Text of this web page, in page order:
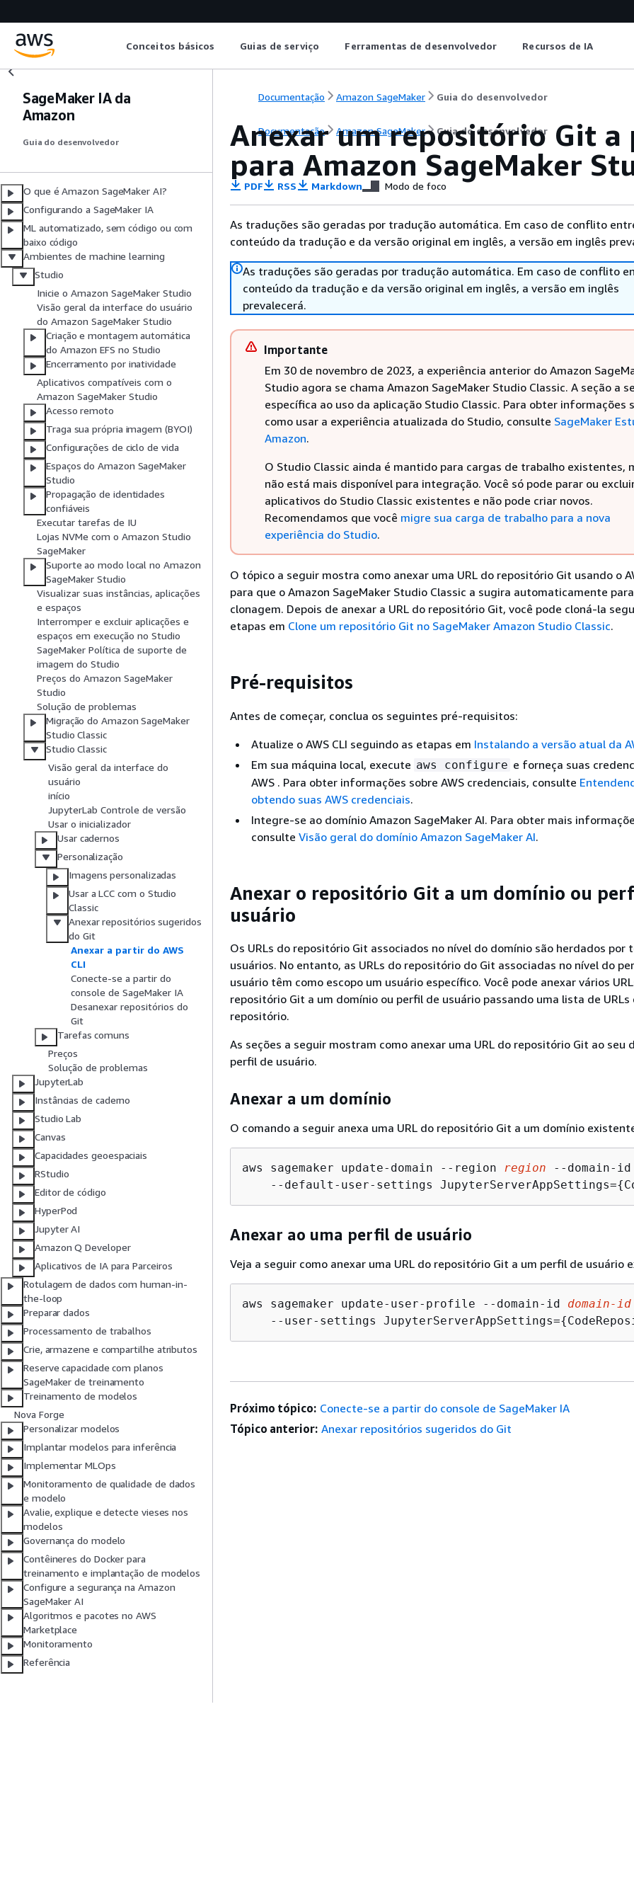
Conceitos básicos Guias de serviço Ferramentas de desenvolvedor Recursos de IA
SageMaker IA da
Amazon
Guia do desenvolvedor
O que é Amazon SageMaker AI?
Configurando a SageMaker IA
ML automatizado, sem código ou com
baixo código
Ambientes de machine learning
Studio
Inicie o Amazon SageMaker Studio
Visão geral da interface do usuário
do Amazon SageMaker Studio
Criação e montagem automática
do Amazon EFS no Studio
Encerramento por inatividade
Aplicativos compatíveis com o
Amazon SageMaker Studio
Acesso remoto
Traga sua própria imagem (BYOI)
Configurações de ciclo de vida
Espaços do Amazon SageMaker
Studio
Propagação de identidades
confiáveis
Executar tarefas de IU
Lojas NVMe com o Amazon Studio
SageMaker
Suporte ao modo local no Amazon
SageMaker Studio
Visualizar suas instâncias, aplicações
e espaços
Interromper e excluir aplicações e
espaços em execução no Studio
SageMaker Política de suporte de
imagem do Studio
Preços do Amazon SageMaker
Studio
Solução de problemas
Migração do Amazon SageMaker
Studio Classic
Studio Classic
Visão geral da interface do
usuário
início
JupyterLab Controle de versão
Usar o inicializador
Usar cadernos
Personalização
Imagens personalizadas
Usar a LCC com o Studio
Classic
Anexar repositórios sugeridos
do Git
Anexar a partir do AWS
CLI
Conecte-se a partir do
console de SageMaker IA
Desanexar repositórios do
Git
Tarefas comuns
Preços
Solução de problemas
JupyterLab
Instâncias de caderno
Studio Lab
Canvas
Capacidades geoespaciais
RStudio
Editor de código
HyperPod
Jupyter AI
Amazon Q Developer
Aplicativos de IA para Parceiros
Rotulagem de dados com human-in-
the-loop
Preparar dados
Processamento de trabalhos
Crie, armazene e compartilhe atributos
Reserve capacidade com planos
SageMaker de treinamento
Treinamento de modelos
Nova Forge
Personalizar modelos
Implantar modelos para inferência
Implementar MLOps
Monitoramento de qualidade de dados
e modelo
Avalie, explique e detecte vieses nos
modelos
Governança do modelo
Contêineres do Docker para
treinamento e implantação de modelos
Configure a segurança na Amazon
SageMaker AI
Algoritmos e pacotes no AWS
Marketplace
Monitoramento
Referência
Documentação Amazon SageMaker Guia do desenvolvedor
Documentação Amazon SageMaker Guia do desenvolvedor
Anexar um repositório Git a
para Amazon SageMaker
PDF RSS Markdown Modo de foco
As traduções são geradas por tradução automática. Em caso de conflito
conteúdo da tradução e da versão original em inglês, a versão em inglês
As traduções são geradas por tradução automática. Em caso de conflito
conteúdo da tradução e da versão original em inglês, a versão em inglês
prevalecerá.
Importante
Em 30 de novembro de 2023, a experiência anterior do Amazon
Studio agora se chama Amazon SageMaker Studio Classic. A seção a
específica ao uso da aplicação Studio Classic. Para obter informações
como usar a experiência atualizada do Studio, consulte SageMaker
Amazon.
O Studio Classic ainda é mantido para cargas de trabalho existentes,
não está mais disponível para integração. Você só pode parar ou
aplicativos do Studio Classic existentes e não pode criar novos.
Recomendamos que você migre sua carga de trabalho para a nova
experiência do Studio.
O tópico a seguir mostra como anexar uma URL do repositório Git usando o
para que o Amazon SageMaker Studio Classic a sugira automaticamente para
clonagem. Depois de anexar a URL do repositório Git, você pode cloná-la
etapas em Clone um repositório Git no SageMaker Amazon Studio Classic.
Pré-requisitos
Antes de começar, conclua os seguintes pré-requisitos:
Atualize o AWS CLI seguindo as etapas em Instalando a versão atual da
Em sua máquina local, execute aws configure e forneça suas
AWS . Para obter informações sobre AWS credenciais, consulte
obtendo suas AWS credenciais.
Integre-se ao domínio Amazon SageMaker AI. Para obter mais
consulte Visão geral do domínio Amazon SageMaker AI.
Anexar o repositório Git a um domínio ou
usuário
Os URLs do repositório Git associados no nível do domínio são herdados por
usuários. No entanto, as URLs do repositório do Git associadas no nível do
usuário têm como escopo um usuário específico. Você pode anexar vários
repositório Git a um domínio ou perfil de usuário passando uma lista de URLs
repositório.
As seções a seguir mostram como anexar uma URL do repositório Git ao seu
perfil de usuário.
Anexar a um domínio
O comando a seguir anexa uma URL do repositório Git a um domínio
aws sagemaker update-domain --region region --domain-id
    --default-user-settings JupyterServerAppSettings=
{
Anexar ao uma perfil de usuário
Veja a seguir como anexar uma URL do repositório Git a um perfil de usuário
aws sagemaker update-user-profile --domain-id domain-id
    --user-settings JupyterServerAppSettings=
{
Próximo tópico: Conecte-se a partir do console de SageMaker IA
Tópico anterior: Anexar repositórios sugeridos do Git